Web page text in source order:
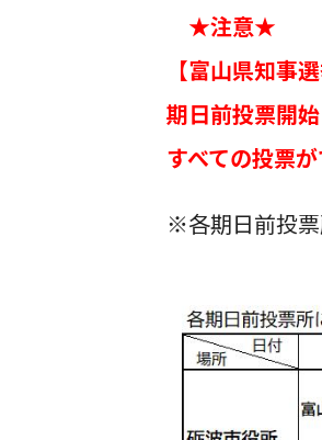
★注意★
【富山県知事
期日前投票開
すべての投票
※各期日前投票